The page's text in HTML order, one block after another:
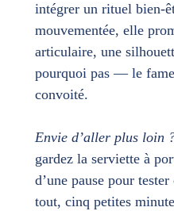
intégrer un rituel bien-
mouvementée, elle
articulaire, une
pourquoi pas — le
convoité.
Envie d’aller plus loin
gardez la serviette à
d’une pause pour
tout, cinq petites